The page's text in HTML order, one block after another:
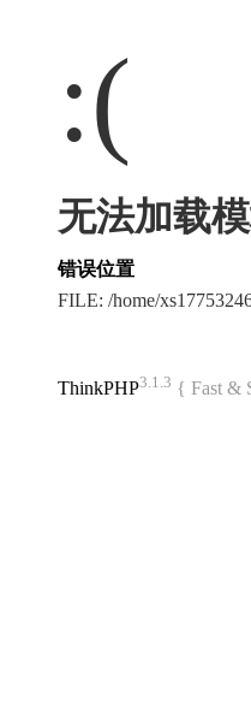
:(
无法加载
错误位置
FILE: /home/
ThinkPHP3.1.3 { Fast &